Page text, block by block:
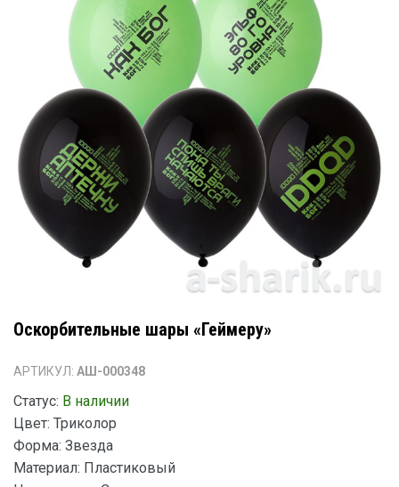
Оскорбительные шары «Геймеру»
АРТИКУЛ: АШ-000348
Статус: В наличии
Цвет: Триколор
Форма: Звезда
Материал: Пластиковый